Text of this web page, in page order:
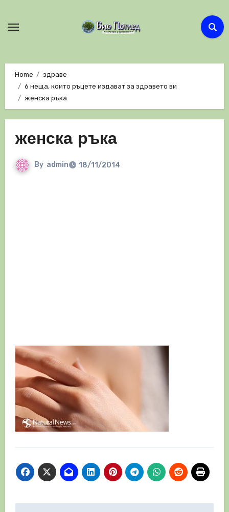
Home
здраве
6 неща, които ръцете издават за здравето ви
женска ръка
женска ръка
By admin 18/11/2014